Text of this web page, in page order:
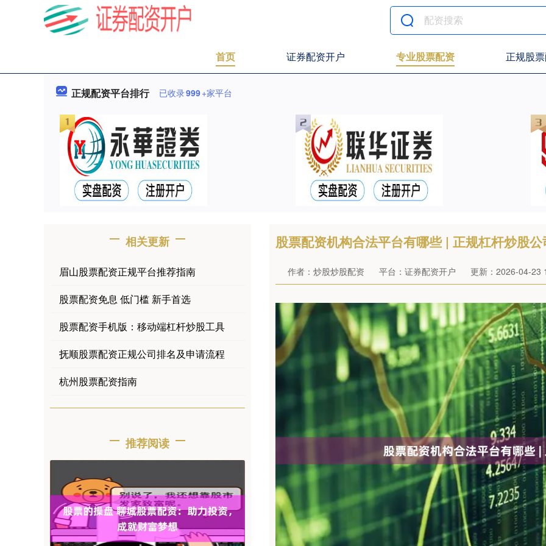
首页 证券配资开户 专业股票配资 正规股
正规配资平台排行 已收录999+家平台
股票配资机构合法平台有哪些 | 正规杠杆炒股
作者：炒股炒股配资 平台：证券配资开户 更新：2026-04-23
相关更新
眉山股票配资正规平台推荐指南
股票配资免息 低门槛 新手首选
股票配资手机版：移动端杠杆炒股工具
抚顺股票配资正规公司排名及申请流程
杭州股票配资指南
推荐阅读